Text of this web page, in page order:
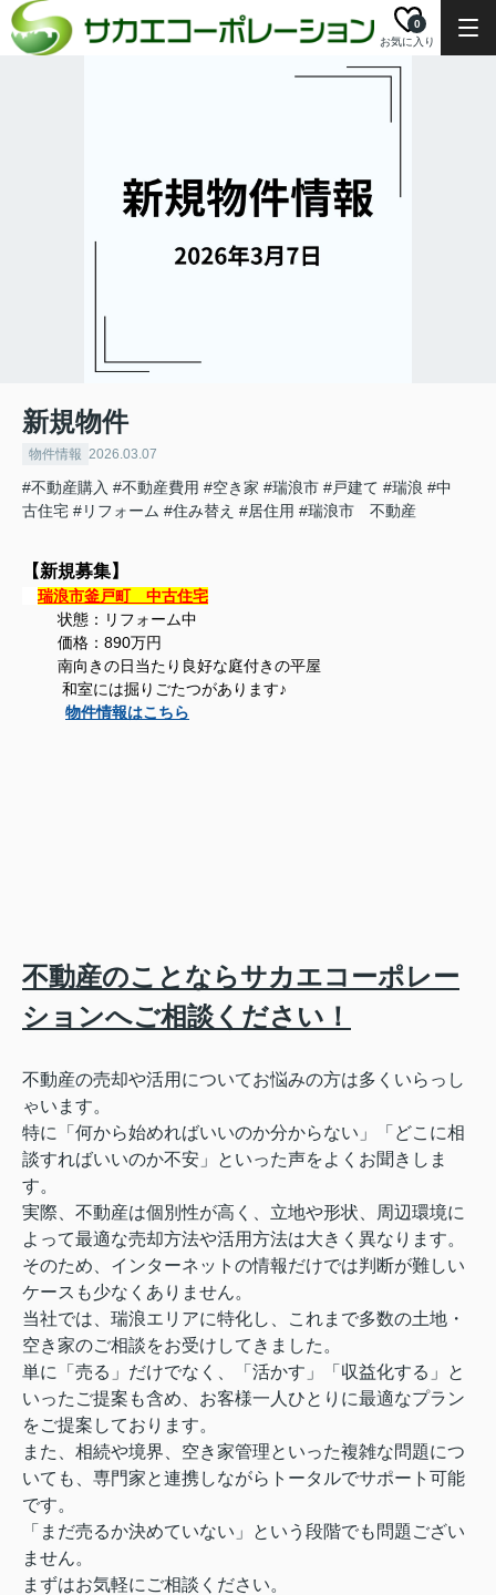
お気に入り
0
新規物件
物件情報 2026.03.07
#不動産購入 #不動産費用 #空き家 #瑞浪市 #戸建て #瑞浪 #中
古住宅 #リフォーム #住み替え #居住用 #瑞浪市 不動産
【新規募集】
瑞浪市釜戸町 中古住宅
状態：リフォーム中
価格：890万円
南向きの日当たり良好な庭付きの平屋
和室には掘りごたつがあります♪
物件情報はこちら
不動産のことならサカエコーポレー
ションへご相談ください！
不動産の売却や活用についてお悩みの方は多くいらっし
ゃいます。
特に「何から始めればいいのか分からない」「どこに相
談すればいいのか不安」といった声をよくお聞きしま
す。
実際、不動産は個別性が高く、立地や形状、周辺環境に
よって最適な売却方法や活用方法は大きく異なります。
そのため、インターネットの情報だけでは判断が難しい
ケースも少なくありません。
当社では、瑞浪エリアに特化し、これまで多数の土地・
空き家のご相談をお受けしてきました。
単に「売る」だけでなく、「活かす」「収益化する」と
いったご提案も含め、お客様一人ひとりに最適なプラン
をご提案しております。
また、相続や境界、空き家管理といった複雑な問題につ
いても、専門家と連携しながらトータルでサポート可能
です。
「まだ売るか決めていない」という段階でも問題ござい
ません。
まずはお気軽にご相談ください。